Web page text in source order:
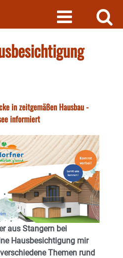
in zeitgemäßen Hausbau -
informiert
aus Stangern bei
Hausbesichtigung mir
Themen rund